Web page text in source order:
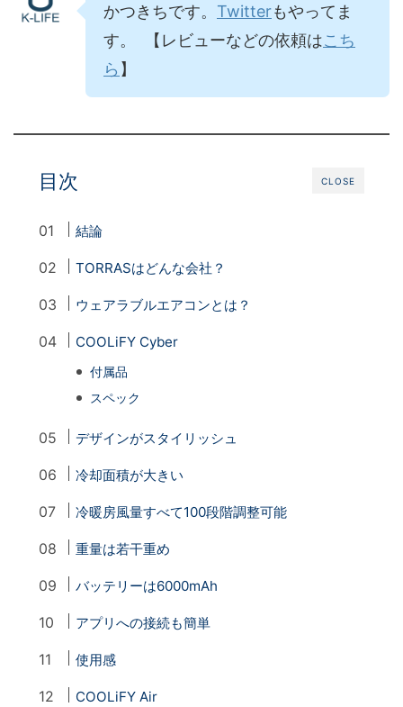
かつきちです。 Twitterもやってま
す。 【レビューなどの依頼はこち
ら 】
CLOSE
目次
結論
TORRASはどんな会社？
ウェアラブルエアコンとは？
COOLiFY Cyber
付属品
スペック
デザインがスタイリッシュ
冷却面積が大きい
冷暖房風量すべて100段階調整可能
重量は若干重め
バッテリーは6000mAh
アプリへの接続も簡単
使用感
COOLiFY Air